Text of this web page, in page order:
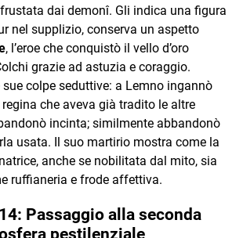
dai demonî. Gli indica una figura
nel supplizio, conserva un aspetto
, l’eroe che conquistò il vello d’oro
grazie ad astuzia e coraggio.
colpe seduttive: a Lemno ingannò
che aveva già tradito le altre
incinta; similmente abbandonò
usata. Il suo martirio mostra come la
anche se nobilitata dal mito, sia
ruffianeria e frode affettiva.
Passaggio alla seconda
pestilenziale